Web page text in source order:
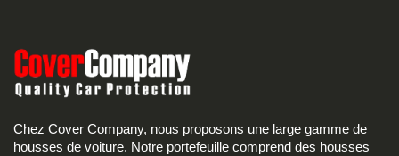
Chez Cover Company, nous proposons une large gamme de
housses de voiture. Notre portefeuille comprend des housses